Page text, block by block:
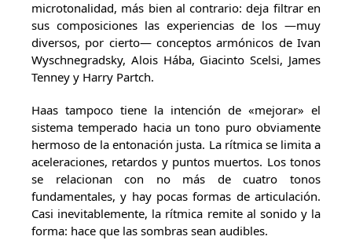
microtonalidad, más bien al contrario: deja filtrar en
sus composiciones las experiencias de los —muy
diversos, por cierto— conceptos armónicos de Ivan
Wyschnegradsky, Alois Hába, Giacinto Scelsi, James
Tenney y Harry Partch.
Haas tampoco tiene la intención de «mejorar» el
sistema temperado hacia un tono puro obviamente
hermoso de la entonación justa. La rítmica se limita a
aceleraciones, retardos y puntos muertos. Los tonos
se relacionan con no más de cuatro tonos
fundamentales, y hay pocas formas de articulación.
Casi inevitablemente, la rítmica remite al sonido y la
forma: hace que las sombras sean audibles.